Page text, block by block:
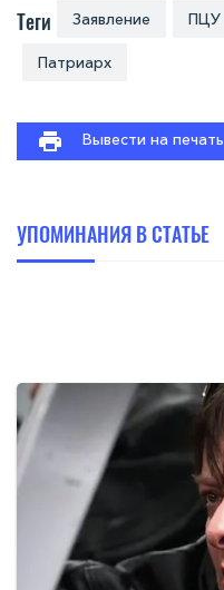
Теги Заявление ПЦУ
Патриарх
Вывести на печать
УПОМИНАНИЯ В СТАТЬЕ